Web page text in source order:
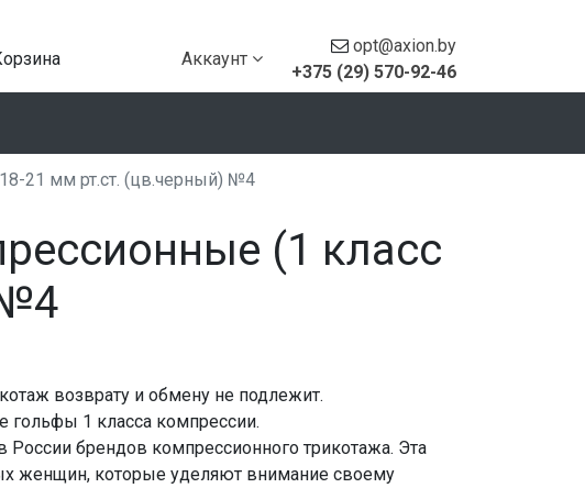
Аккаунт
opt@axion.by
+375 (29) 570-92-46
21 мм рт.ст. (цв.черный) №4
(1 класс
возврату и обмену не подлежит.
гольфы 1 класса компрессии.
России брендов компрессионного трикотажа. Эта
женщин, которые уделяют внимание своему